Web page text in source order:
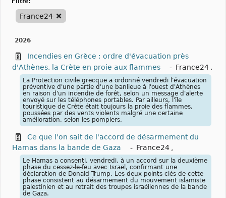
France24
2026
Incendies en Grèce : ordre d'évacuation près
d'Athènes, la Crète en proie aux flammes
- France24 ,
La Protection civile grecque a ordonné vendredi l'évacuation
préventive d'une partie d'une banlieue à l'ouest d'Athènes
en raison d'un incendie de forêt, selon un message d'alerte
envoyé sur les téléphones portables. Par ailleurs, l'île
touristique de Crète était toujours la proie des flammes,
poussées par des vents violents malgré une certaine
amélioration, selon les pompiers.
Ce que l'on sait de l'accord de désarmement du
Hamas dans la bande de Gaza
- France24 ,
Le Hamas a consenti, vendredi, à un accord sur la deuxième
phase du cessez-le-feu avec Israël, confirmant une
déclaration de Donald Trump. Les deux points clés de cette
phase consistent au désarmement du mouvement islamiste
palestinien et au retrait des troupes israéliennes de la bande
de Gaza.